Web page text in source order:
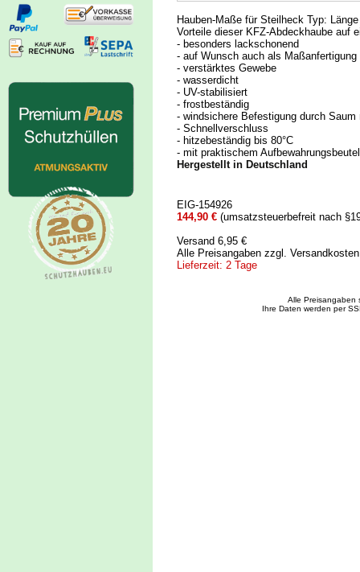
Hauben-Maße für Steilheck Typ:
Vorteile dieser KFZ-Abdeckhaube auf
- besonders lackschonend
- auf Wunsch auch als Maßanfertigung
- verstärktes Gewebe
- wasserdicht
- UV-stabilisiert
- frostbeständig
- windsichere Befestigung durch Saum
- Schnellverschluss
- hitzebeständig bis 80°C
- mit praktischem Aufbewahrungsbeutel
Hergestellt in Deutschland
EIG-154926
144,90 € (umsatzsteuerbefreit nach
Versand 6,95 €
Alle Preisangaben zzgl.
Lieferzeit: 2 Tage
Alle Preisangaben
Ihre Daten werden per